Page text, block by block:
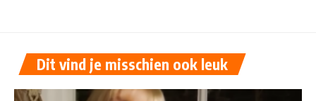
Dit vind je misschien ook leuk